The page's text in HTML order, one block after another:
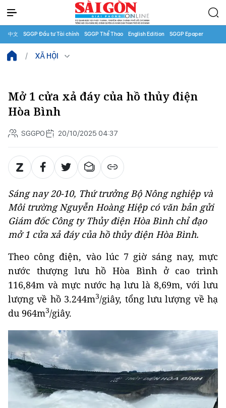
中文 SGGP Đầu tư Tài chính SGGP Thể Thao English Edition SGGP Epaper
XÃ HỘI
Mở 1 cửa xả đáy của hồ thủy điện
Hòa Bình
SGGPO 20/10/2025 04:37
Sáng nay 20-10, Thứ trưởng Bộ Nông nghiệp và
Môi trường Nguyễn Hoàng Hiệp có văn bản gửi
Giám đốc Công ty Thủy điện Hòa Bình chỉ đạo
mở 1 cửa xả đáy của hồ thủy điện Hòa Bình.
Theo công điện, vào lúc 7 giờ sáng nay, mực
nước thượng lưu hồ Hòa Bình ở cao trình
116,84m và mực nước hạ lưu là 8,69m, với lưu
lượng về hồ 3.244m3/giây, tổng lưu lượng về hạ
du 964m3/giây.